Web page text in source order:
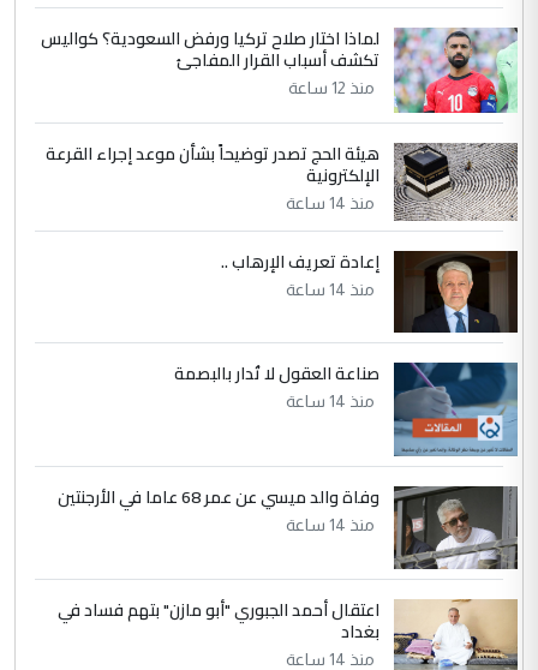
5 عبد الأمير جاسم هليل
التعليق : نحن اباء الطلاب الأوائل على العراق
نتشرف بلقاء السيد احمد الصافي في العتبات
الموضوع :
مكتب السيد احمد الصافي : لا يوجود
لدينا اي حساب على الفيس بوك وتويتر
لماذا اختار صلاح تركيا ورفض السعودية؟ كواليس
تكشف أسباب القرار المفاجئ
منذ 12 ساعة
هيئة الحج تصدر توضيحاً بشأن موعد إجراء القرعة
الإلكترونية
منذ 14 ساعة
إعادة تعريف الإرهاب ..
منذ 14 ساعة
صناعة العقول لا تُدار بالبصمة
منذ 14 ساعة
وفاة والد ميسي عن عمر 68 عاما في الأرجنتين
منذ 14 ساعة
اعتقال أحمد الجبوري "أبو مازن" بتهم فساد في
بغداد
منذ 14 ساعة